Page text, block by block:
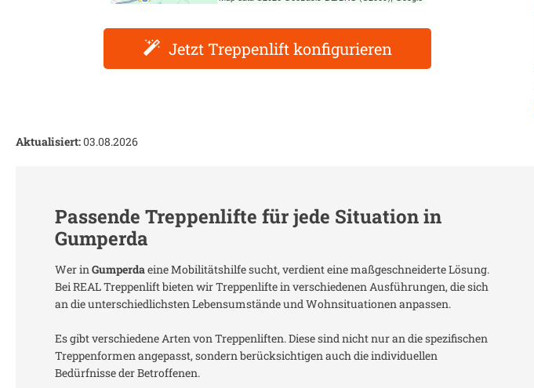
Jetzt Treppenlift konfigurieren
Aktualisiert:03.08.2026
Passende Treppenlifte für jede Situation in
Gumperda
Wer in Gumperdaeine Mobilitätshilfe sucht, verdient eine maßgeschneiderte Lösung.
Bei REAL Treppenlift bieten wir Treppenlifte in verschiedenen Ausführungen, die sich
an die unterschiedlichsten Lebensumstände und Wohnsituationen anpassen.
Es gibt verschiedene Arten von Treppenliften. Diese sind nicht nur an die spezifischen
Treppenformen angepasst, sondern berücksichtigen auch die individuellen
Bedürfnisse der Betroffenen.